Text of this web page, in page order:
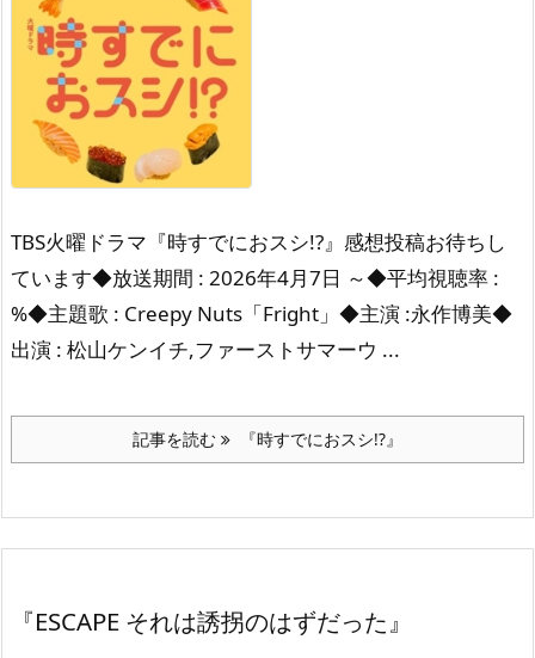
TBS火曜ドラマ『時すでにおスシ!?』感想投稿お待ちし
ています◆放送期間 : 2026年4月7日 ～◆平均視聴率 :
%◆主題歌 : Creepy Nuts「Fright」◆主演 :永作博美◆
出演 : 松山ケンイチ,ファーストサマーウ ...
記事を読む 『時すでにおスシ!?』
『ESCAPE それは誘拐のはずだった』